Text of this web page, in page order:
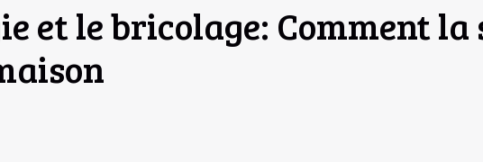
et le bricolage: Comment